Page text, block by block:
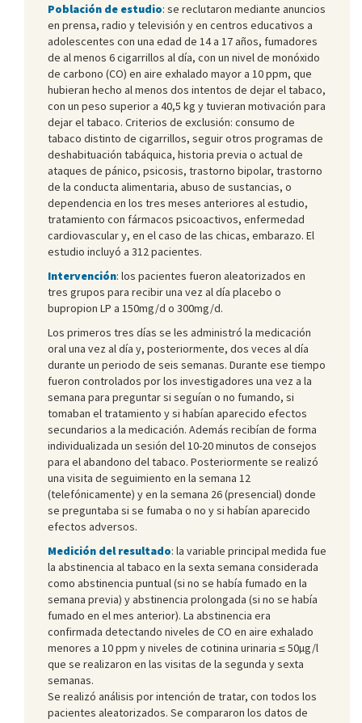
Población de estudio: se reclutaron mediante anuncios
en prensa, radio y televisión y en centros educativos a
adolescentes con una edad de 14 a 17 años, fumadores
de al menos 6 cigarrillos al día, con un nivel de monóxido
de carbono (CO) en aire exhalado mayor a 10 ppm, que
hubieran hecho al menos dos intentos de dejar el tabaco,
con un peso superior a 40,5 kg y tuvieran motivación para
dejar el tabaco. Criterios de exclusión: consumo de
tabaco distinto de cigarrillos, seguir otros programas de
deshabituación tabáquica, historia previa o actual de
ataques de pánico, psicosis, trastorno bipolar, trastorno
de la conducta alimentaria, abuso de sustancias, o
dependencia en los tres meses anteriores al estudio,
tratamiento con fármacos psicoactivos, enfermedad
cardiovascular y, en el caso de las chicas, embarazo. El
estudio incluyó a 312 pacientes.
Intervención: los pacientes fueron aleatorizados en
tres grupos para recibir una vez al día placebo o
bupropion LP a 150mg/d o 300mg/d.
Los primeros tres días se les administró la medicación
oral una vez al día y, posteriormente, dos veces al día
durante un periodo de seis semanas. Durante ese tiempo
fueron controlados por los investigadores una vez a la
semana para preguntar si seguían o no fumando, si
tomaban el tratamiento y si habían aparecido efectos
secundarios a la medicación. Además recibían de forma
individualizada un sesión del 10-20 minutos de consejos
para el abandono del tabaco. Posteriormente se realizó
una visita de seguimiento en la semana 12
(telefónicamente) y en la semana 26 (presencial) donde
se preguntaba si se fumaba o no y si habían aparecido
efectos adversos.
Medición del resultado: la variable principal medida fue
la abstinencia al tabaco en la sexta semana considerada
como abstinencia puntual (si no se había fumado en la
semana previa) y abstinencia prolongada (si no se había
fumado en el mes anterior). La abstinencia era
confirmada detectando niveles de CO en aire exhalado
menores a 10 ppm y niveles de cotinina urinaria ≤ 50µg/l
que se realizaron en las visitas de la segunda y sexta
semanas.
Se realizó análisis por intención de tratar, con todos los
pacientes aleatorizados. Se compararon los datos de